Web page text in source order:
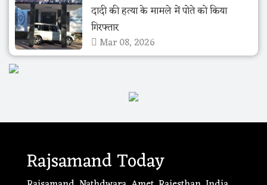
दादी की हत्या के मामले में पोते को किया
गिरफ्तार
Mar 08, 2026
Rajsamand Today